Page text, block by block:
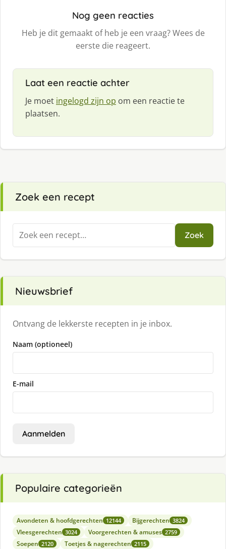
Nog geen reacties
Heb je dit gemaakt of heb je een vraag? Wees de
eerste die reageert.
Laat een reactie achter
Je moet ingelogd zijn op om een reactie te
plaatsen.
Zoek een recept
Zoeken
naar:
Zoek
Nieuwsbrief
Ontvang de lekkerste recepten in je inbox.
Naam (optioneel)
E-mail
Aanmelden
Populaire categorieën
Avondeten & hoofdgerechten 12144 Bijgerechten 3824
Vleesgerechten 3024 Voorgerechten & amuses 2759
Soepen 2120 Toetjes & nagerechten 2115